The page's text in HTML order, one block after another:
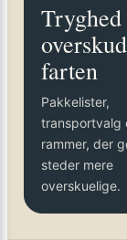
farten
Pakkelister,
transportvalg
rammer, der
steder mere
overskuelige.